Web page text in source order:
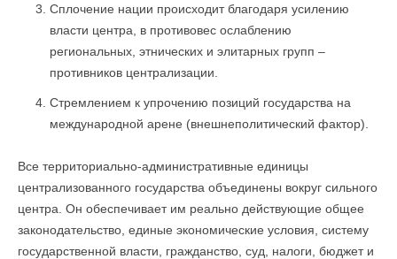
Сплочение нации происходит благодаря усилению
власти центра, в противовес ослаблению
региональных, этнических и элитарных групп –
противников централизации.
Стремлением к упрочению позиций государства на
международной арене (внешнеполитический фактор).
Все территориально-административные единицы
централизованного государства объединены вокруг сильного
центра. Он обеспечивает им реально действующие общее
законодательство, единые экономические условия, систему
государственной власти, гражданство, суд, налоги, бюджет и